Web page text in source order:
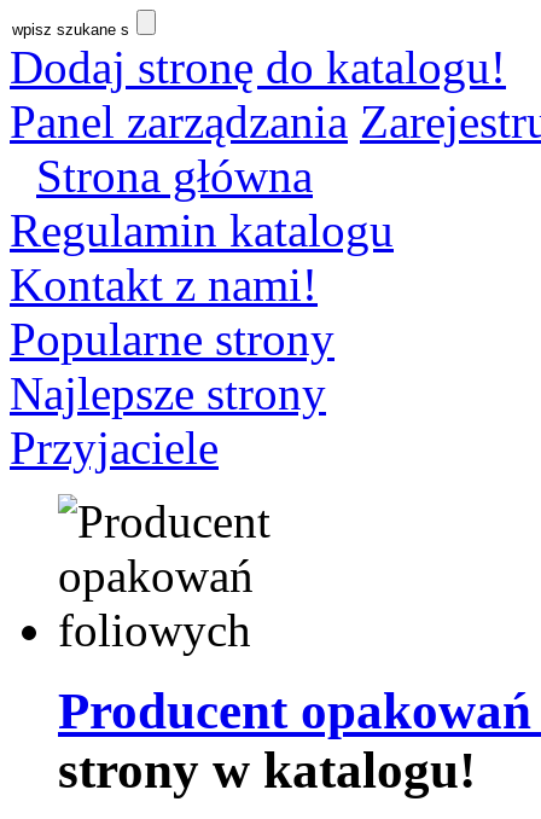
Dodaj stronę do katalogu!
Panel zarządzania
Strona główna
Regulamin katalogu
Kontakt z nami!
Popularne strony
Najlepsze strony
Przyjaciele
Producent
strony w katalogu!